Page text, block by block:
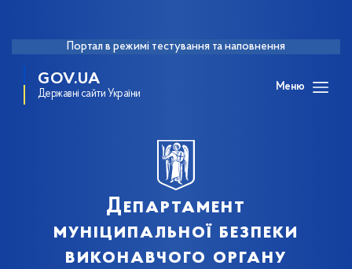
Портал в режимі тестування та наповнення
GOV.UA
Державні сайти України
Меню
Департамент
муніципальної безпеки
виконавчого органу